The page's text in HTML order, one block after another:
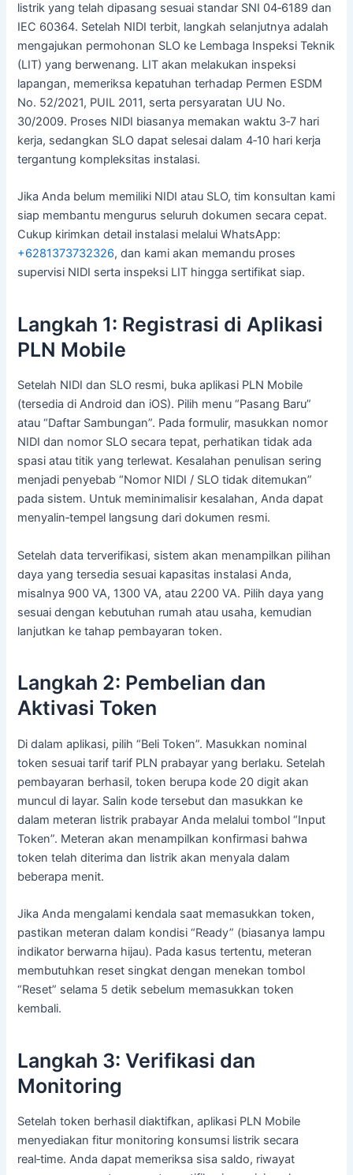
listrik yang telah dipasang sesuai standar SNI 04‑6189 dan
IEC 60364. Setelah NIDI terbit, langkah selanjutnya adalah
mengajukan permohonan SLO ke Lembaga Inspeksi Teknik
(LIT) yang berwenang. LIT akan melakukan inspeksi
lapangan, memeriksa kepatuhan terhadap Permen ESDM
No. 52/2021, PUIL 2011, serta persyaratan UU No.
30/2009. Proses NIDI biasanya memakan waktu 3‑7 hari
kerja, sedangkan SLO dapat selesai dalam 4‑10 hari kerja
tergantung kompleksitas instalasi.
Jika Anda belum memiliki NIDI atau SLO, tim konsultan kami
siap membantu mengurus seluruh dokumen secara cepat.
Cukup kirimkan detail instalasi melalui WhatsApp:
+6281373732326, dan kami akan memandu proses
supervisi NIDI serta inspeksi LIT hingga sertifikat siap.
Langkah 1: Registrasi di Aplikasi
PLN Mobile
Setelah NIDI dan SLO resmi, buka aplikasi PLN Mobile
(tersedia di Android dan iOS). Pilih menu “Pasang Baru”
atau “Daftar Sambungan”. Pada formulir, masukkan nomor
NIDI dan nomor SLO secara tepat, perhatikan tidak ada
spasi atau titik yang terlewat. Kesalahan penulisan sering
menjadi penyebab “Nomor NIDI / SLO tidak ditemukan”
pada sistem. Untuk meminimalisir kesalahan, Anda dapat
menyalin‑tempel langsung dari dokumen resmi.
Setelah data terverifikasi, sistem akan menampilkan pilihan
daya yang tersedia sesuai kapasitas instalasi Anda,
misalnya 900 VA, 1300 VA, atau 2200 VA. Pilih daya yang
sesuai dengan kebutuhan rumah atau usaha, kemudian
lanjutkan ke tahap pembayaran token.
Langkah 2: Pembelian dan
Aktivasi Token
Di dalam aplikasi, pilih “Beli Token”. Masukkan nominal
token sesuai tarif tarif PLN prabayar yang berlaku. Setelah
pembayaran berhasil, token berupa kode 20 digit akan
muncul di layar. Salin kode tersebut dan masukkan ke
dalam meteran listrik prabayar Anda melalui tombol “Input
Token”. Meteran akan menampilkan konfirmasi bahwa
token telah diterima dan listrik akan menyala dalam
beberapa menit.
Jika Anda mengalami kendala saat memasukkan token,
pastikan meteran dalam kondisi “Ready” (biasanya lampu
indikator berwarna hijau). Pada kasus tertentu, meteran
membutuhkan reset singkat dengan menekan tombol
“Reset” selama 5 detik sebelum memasukkan token
kembali.
Langkah 3: Verifikasi dan
Monitoring
Setelah token berhasil diaktifkan, aplikasi PLN Mobile
menyediakan fitur monitoring konsumsi listrik secara
real‑time. Anda dapat memeriksa sisa saldo, riwayat